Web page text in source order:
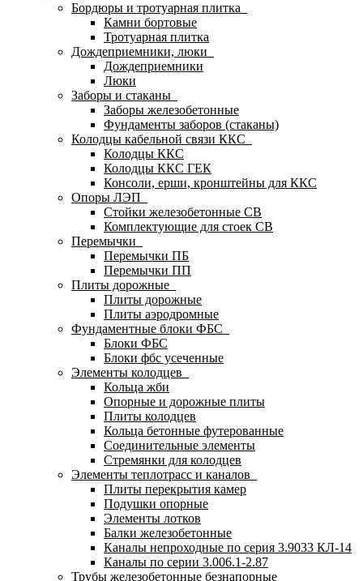
Бордюры и тротуарная плитка
Камни бортовые
Тротуарная плитка
Дождеприемники, люки
Дождеприемники
Люки
Заборы и стаканы
Заборы железобетонные
Фундаменты заборов (стаканы)
Колодцы кабельной связи ККС
Колодцы ККС
Колодцы ККС ГЕК
Консоли, ерши, кронштейны для ККС
Опоры ЛЭП
Стойки железобетонные СВ
Комплектующие для стоек СВ
Перемычки
Перемычки ПБ
Перемычки ПП
Плиты дорожные
Плиты дорожные
Плиты аэродромные
Фундаментные блоки ФБС
Блоки ФБС
Блоки фбс усеченные
Элементы колодцев
Кольца жби
Опорные и дорожные плиты
Плиты колодцев
Кольца бетонные футерованные
Соединительные элементы
Стремянки для колодцев
Элементы теплотрасс и каналов
Плиты перекрытия камер
Подушки опорные
Элементы лотков
Балки железобетонные
Каналы непроходные по серия 3.9033 КЛ-14
Каналы по серии 3.006.1-2.87
Трубы железобетонные безнапорные